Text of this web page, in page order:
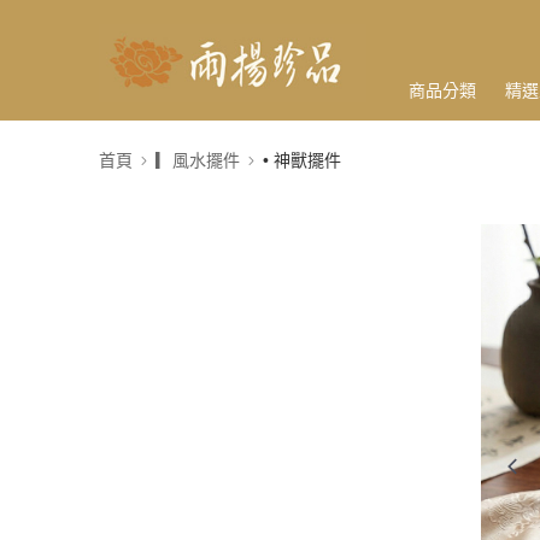
商品分類 精
首頁 ▎風水擺件 • 神獸擺件